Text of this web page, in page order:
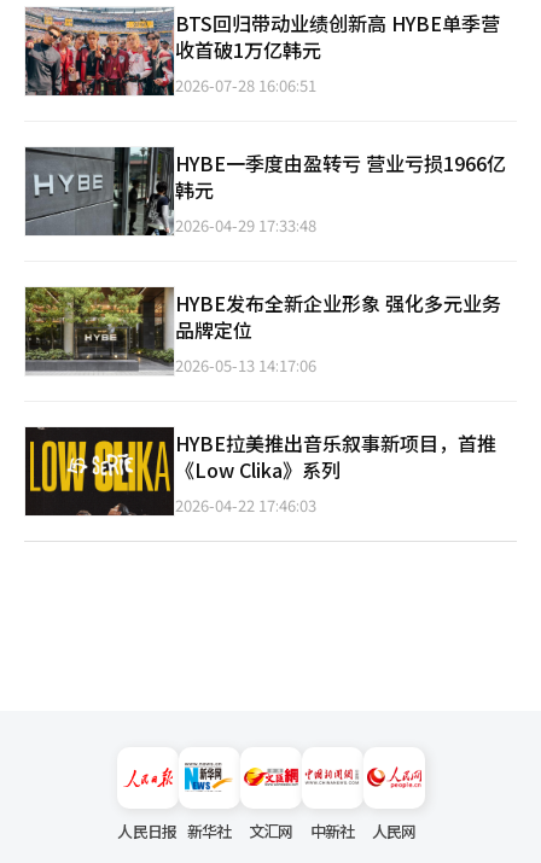
BTS回归带动业绩创新高 HYBE单季营
收首破1万亿韩元
2026-07-28 16:06:51
HYBE一季度由盈转亏 营业亏损1966亿
韩元
2026-04-29 17:33:48
HYBE发布全新企业形象 强化多元业务
品牌定位
2026-05-13 14:17:06
HYBE拉美推出音乐叙事新项目，首推
《Low Clika》系列
2026-04-22 17:46:03
人民日报 新华社 文汇网 中新社 人民网